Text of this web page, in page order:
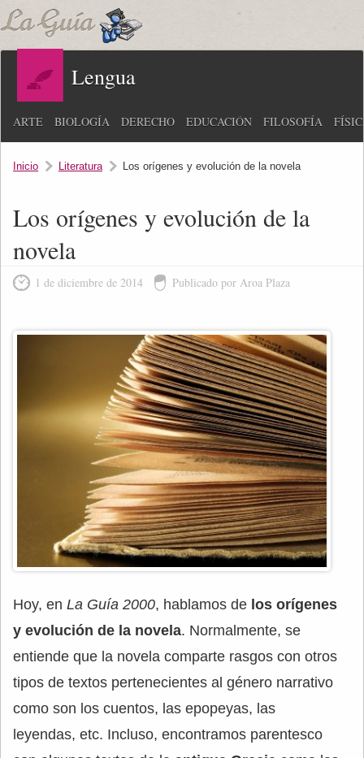
Lengua
ARTE BIOLOGÍA DERECHO EDUCACIÓN FILOSOFÍA
Inicio Literatura Los orígenes y evolución de la novela
Los orígenes y evolución de la
novela
1 de diciembre de 2014 Publicado por Aroa Plaza
Hoy, en La Guía 2000, hablamos de los orígenes
y evolución de la novela. Normalmente, se
entiende que la novela comparte rasgos con otros
tipos de textos pertenecientes al género narrativo
como son los cuentos, las epopeyas, las
leyendas, etc. Incluso, encontramos parentesco